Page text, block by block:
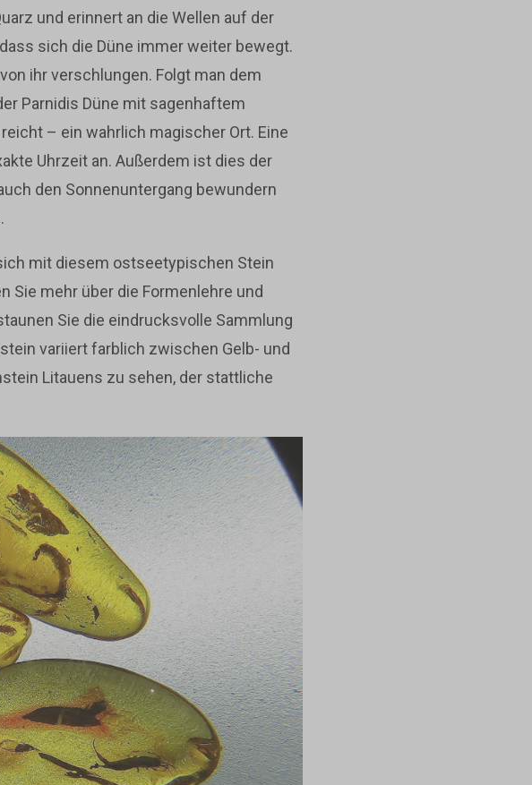
und erinnert an die Wellen auf der
sich die Düne immer weiter bewegt.
ihr verschlungen. Folgt man dem
Parnidis Düne mit sagenhaftem
– ein wahrlich magischer Ort. Eine
Uhrzeit an. Außerdem ist dies der
den Sonnenuntergang bewundern
mit diesem ostseetypischen Stein
Sie mehr über die Formenlehre und
Sie die eindrucksvolle Sammlung
variiert farblich zwischen Gelb- und
Litauens zu sehen, der stattliche